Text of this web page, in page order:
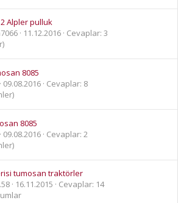
Alpler pulluk
11.12.2016 Cevaplar: 3
8085
09.08.2016 Cevaplar: 8
8085
09.08.2016 Cevaplar: 2
tumosan traktörler
16.11.2015
Cevaplar: 14